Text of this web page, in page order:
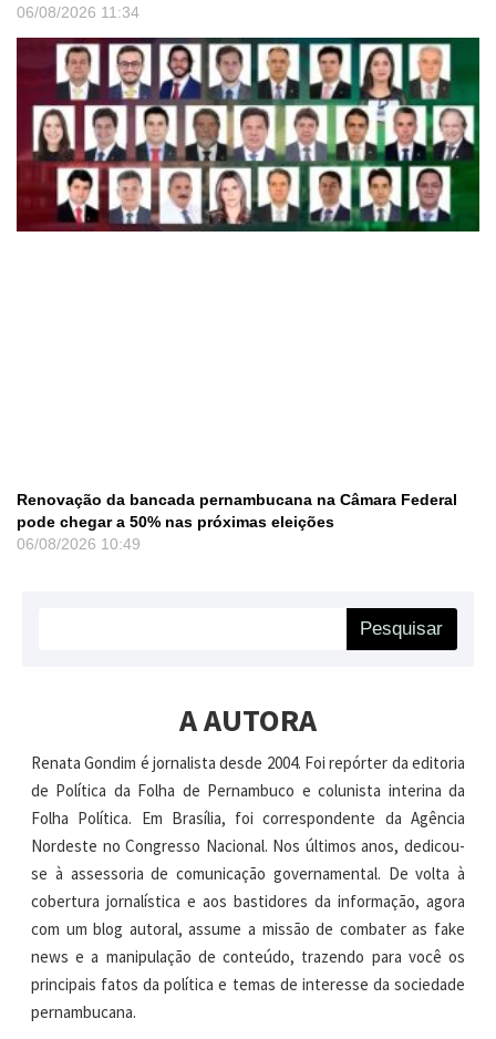
06/08/2026 11:34
Renovação da bancada pernambucana na Câmara Federal
pode chegar a 50% nas próximas eleições
06/08/2026 10:49
Pesquisar
A AUTORA
Renata Gondim é jornalista desde 2004. Foi repórter da editoria
de Política da Folha de Pernambuco e colunista interina da
Folha Política. Em Brasília, foi correspondente da Agência
Nordeste no Congresso Nacional. Nos últimos anos, dedicou-
se à assessoria de comunicação governamental. De volta à
cobertura jornalística e aos bastidores da informação, agora
com um blog autoral, assume a missão de combater as fake
news e a manipulação de conteúdo, trazendo para você os
principais fatos da política e temas de interesse da sociedade
pernambucana.